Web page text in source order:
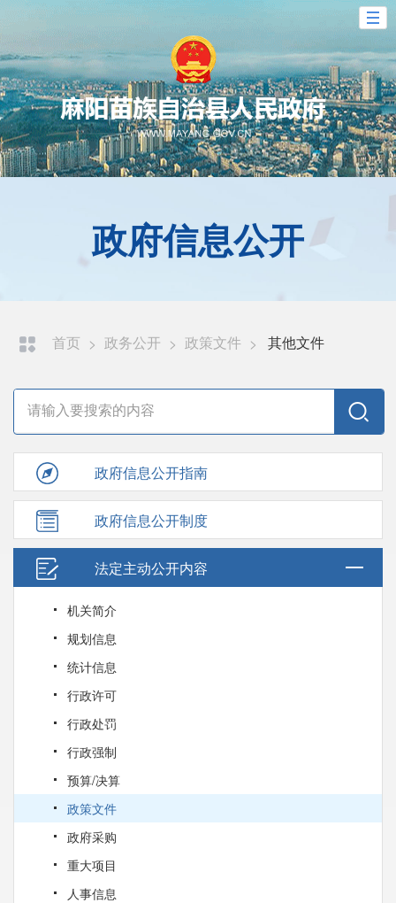
政府信息公开
首页 > 政务公开 > 政策文件 > 其他文件
政府信息公开指南
政府信息公开制度
法定主动公开内容
机关简介
规划信息
统计信息
行政许可
行政处罚
行政强制
预算/决算
政策文件
政府采购
重大项目
人事信息